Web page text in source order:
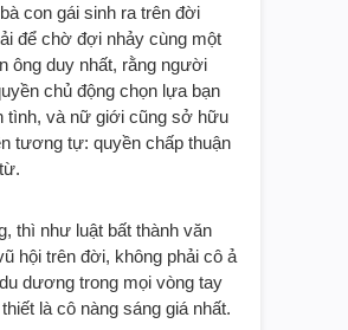
con gái sinh ra trên đời
để chờ đợi nhảy cùng một
ông duy nhất, rằng người
chủ động chọn lựa bạn
tình, và nữ giới cũng sở hữu
tương tự: quyền chấp thuận
thì như luật bất thành văn
hội trên đời, không phải cô ả
dương trong mọi vòng tay
là cô nàng sáng giá nhất.